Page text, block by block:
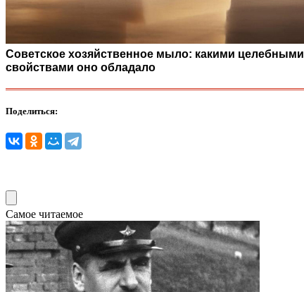
Советское хозяйственное мыло: какими целебными
свойствами оно обладало
Поделиться:
Самое читаемое